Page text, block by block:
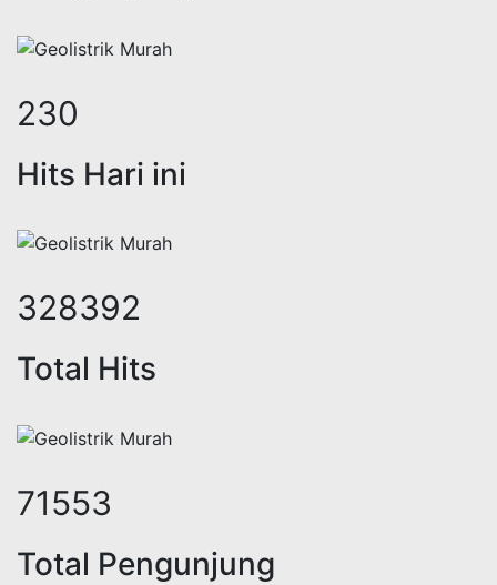
298
Hits Hari ini
425061
Total Hits
92617
Total Pengunjung